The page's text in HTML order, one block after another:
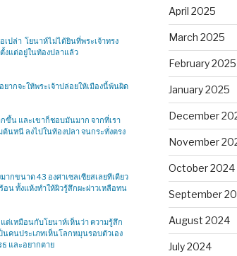
เปล่า โยนาห์ไม่ได้ยินที่พระเจ้าทรง
งแต่อยู่ในท้องปลาแล้ว
ากจะให้พระเจ้าปล่อยให้เมืองนี้พ้นผิด
ขึ้น และเขาก็ชอบมันมาก จากที่เรา
นหนี ลงไปในท้องปลา จนกระทั่งตรง
กขนาด 43 องศาเซลเซียสเลยทีเดียว​
น ทั้งแห้งทำให้ผิวรู้สึกผะผ่าวเหลือทน
ต่เหมือนกับโยนาห์เห็นว่า ความรู้สึก
คนประเภทเห็นโลกหมุนรอบตัวเอง
ธ และอยากตาย
April 2025
March 2025
February 2025
January 2025
December
November
October 2024
September
August 2024
July 2024